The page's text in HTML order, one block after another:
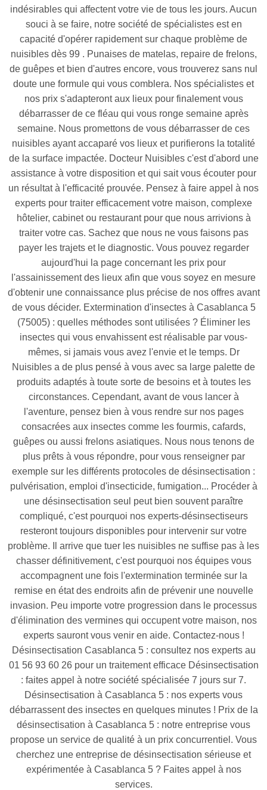
indésirables qui affectent votre vie de tous les jours. Aucun
souci à se faire, notre société de spécialistes est en
capacité d'opérer rapidement sur chaque problème de
nuisibles dès 99 . Punaises de matelas, repaire de frelons,
de guêpes et bien d'autres encore, vous trouverez sans nul
doute une formule qui vous comblera. Nos spécialistes et
nos prix s'adapteront aux lieux pour finalement vous
débarrasser de ce fléau qui vous ronge semaine après
semaine. Nous promettons de vous débarrasser de ces
nuisibles ayant accaparé vos lieux et purifierons la totalité
de la surface impactée. Docteur Nuisibles c'est d'abord une
assistance à votre disposition et qui sait vous écouter pour
un résultat à l'efficacité prouvée. Pensez à faire appel à nos
experts pour traiter efficacement votre maison, complexe
hôtelier, cabinet ou restaurant pour que nous arrivions à
traiter votre cas. Sachez que nous ne vous faisons pas
payer les trajets et le diagnostic. Vous pouvez regarder
aujourd'hui la page concernant les prix pour
l'assainissement des lieux afin que vous soyez en mesure
d'obtenir une connaissance plus précise de nos offres avant
de vous décider. Extermination d'insectes à Casablanca 5
(75005) : quelles méthodes sont utilisées ? Éliminer les
insectes qui vous envahissent est réalisable par vous-
mêmes, si jamais vous avez l'envie et le temps. Dr
Nuisibles a de plus pensé à vous avec sa large palette de
produits adaptés à toute sorte de besoins et à toutes les
circonstances. Cependant, avant de vous lancer à
l'aventure, pensez bien à vous rendre sur nos pages
consacrées aux insectes comme les fourmis, cafards,
guêpes ou aussi frelons asiatiques. Nous nous tenons de
plus prêts à vous répondre, pour vous renseigner par
exemple sur les différents protocoles de désinsectisation :
pulvérisation, emploi d'insecticide, fumigation... Procéder à
une désinsectisation seul peut bien souvent paraître
compliqué, c'est pourquoi nos experts-désinsectiseurs
resteront toujours disponibles pour intervenir sur votre
problème. Il arrive que tuer les nuisibles ne suffise pas à les
chasser définitivement, c'est pourquoi nos équipes vous
accompagnent une fois l'extermination terminée sur la
remise en état des endroits afin de prévenir une nouvelle
invasion. Peu importe votre progression dans le processus
d'élimination des vermines qui occupent votre maison, nos
experts sauront vous venir en aide. Contactez-nous !
Désinsectisation Casablanca 5 : consultez nos experts au
01 56 93 60 26 pour un traitement efficace Désinsectisation
: faites appel à notre société spécialisée 7 jours sur 7.
Désinsectisation à Casablanca 5 : nos experts vous
débarrassent des insectes en quelques minutes ! Prix de la
désinsectisation à Casablanca 5 : notre entreprise vous
propose un service de qualité à un prix concurrentiel. Vous
cherchez une entreprise de désinsectisation sérieuse et
expérimentée à Casablanca 5 ? Faites appel à nos
services.